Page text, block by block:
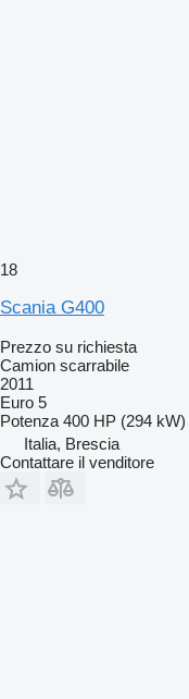
18
Scania G400
Prezzo su richiesta
Camion scarrabile
2011
Euro 5
Potenza 400 HP (294 kW)
Italia, Brescia
Contattare il venditore